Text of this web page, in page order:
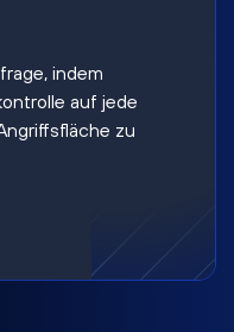
indem
auf jede
zu